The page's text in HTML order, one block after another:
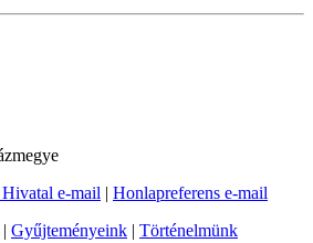
Hivatal e-mail | Honlapreferens e-mail
| Gyűjteményeink | Történelmünk